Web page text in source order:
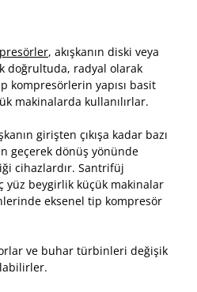
, akışkanın diski veya
doğrultuda, radyal olarak
kompresörlerin yapısı basit
makinalarda kullanılırlar.
girişten çıkışa kadar bazı
geçerek dönüş yönünde
cihazlardır. Santrifüj
yüz beygirlik küçük makinalar
eksenel tip kompresör
ve buhar türbinleri değişik